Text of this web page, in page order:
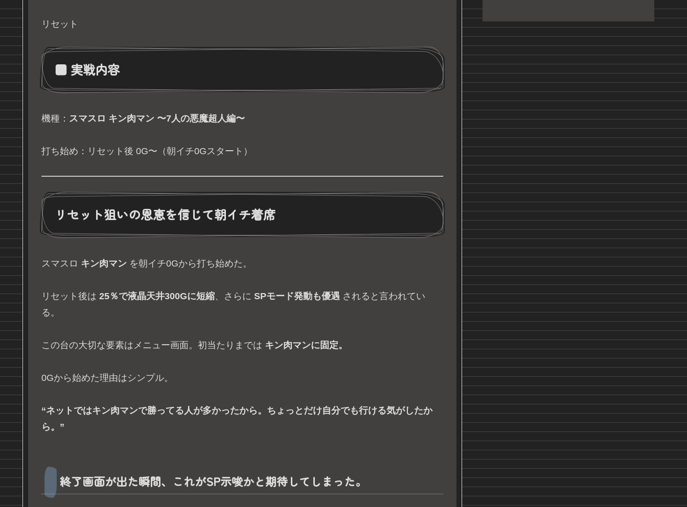
リセット
■ 実戦内容
機種： スマスロ キン肉マン 〜7人の悪魔超人編〜
打ち始め：リセット後 0G〜（朝イチ0Gスタート）
リセット狙いの恩恵を信じて朝イチ着席
スマスロ キン肉マン を朝イチ0Gから打ち始めた。
リセット後は 25％で液晶天井300Gに短縮、さらに SPモード発動も優遇 されると言われてい
る。
この台の大切な要素はメニュー画面。初当たりまでは キン肉マンに固定。
0Gから始めた理由はシンプル。
“ネットではキン肉マンで勝ってる人が多かったから。ちょっとだけ自分でも行ける気がしたか
ら。”
終了画面が出た瞬間、これがSP示唆かと期待してしまった。